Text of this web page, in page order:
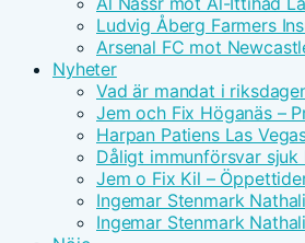
Ludvig Åberg Farmers
Arsenal FC mot
Nyheter
Vad är mandat i
Jem och Fix Höganäs –
Harpan Patiens Las
Dåligt immunförsvar
Jem o Fix Kil –
Ingemar Stenmark
Ingemar Stenmark